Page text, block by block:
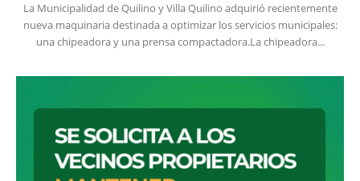
La Municipalidad de Quilino y Villa Quilino adquirió recientemente
nueva maquinaria destinada a optimizar los servicios municipales:
una chipeadora y una prensa compactadora.La chipeadora...